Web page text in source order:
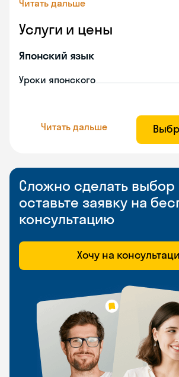
Читать дальше
Услуги и цены
Японский язык
Уроки японского
Читать дальше
Сложно сделать
оставьте заявку на
консультацию
Хочу на